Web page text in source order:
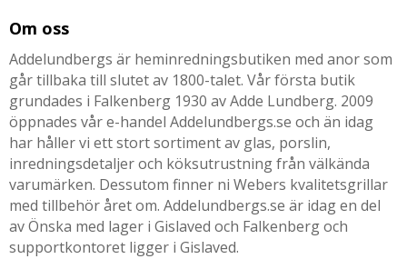
Om oss
Addelundbergs är heminredningsbutiken med anor som
går tillbaka till slutet av 1800-talet. Vår första butik
grundades i Falkenberg 1930 av Adde Lundberg. 2009
öppnades vår e-handel Addelundbergs.se och än idag
har håller vi ett stort sortiment av glas, porslin,
inredningsdetaljer och köksutrustning från välkända
varumärken. Dessutom finner ni Webers kvalitetsgrillar
med tillbehör året om. Addelundbergs.se är idag en del
av Önska med lager i Gislaved och Falkenberg och
supportkontoret ligger i Gislaved.